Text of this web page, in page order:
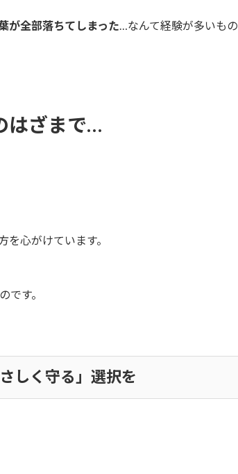
が全部落ちてしまった…なんて経験が多いもの
はざまで…
を心がけています。
のです。
しく守る」選択を